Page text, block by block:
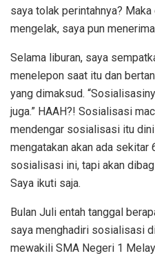
saya tolak perintahnya?
mengelak, saya pun
Selama liburan, saya
menelepon saat itu dan
yang dimaksud.
juga.” HAAH?! Sosialisasi
mendengar sosialisasi itu
mengatakan akan ada
sosialisasi ini, tapi akan
Saya ikuti saja.
Bulan Juli entah tanggal
saya menghadiri sosialisasi
mewakili SMA Negeri 1